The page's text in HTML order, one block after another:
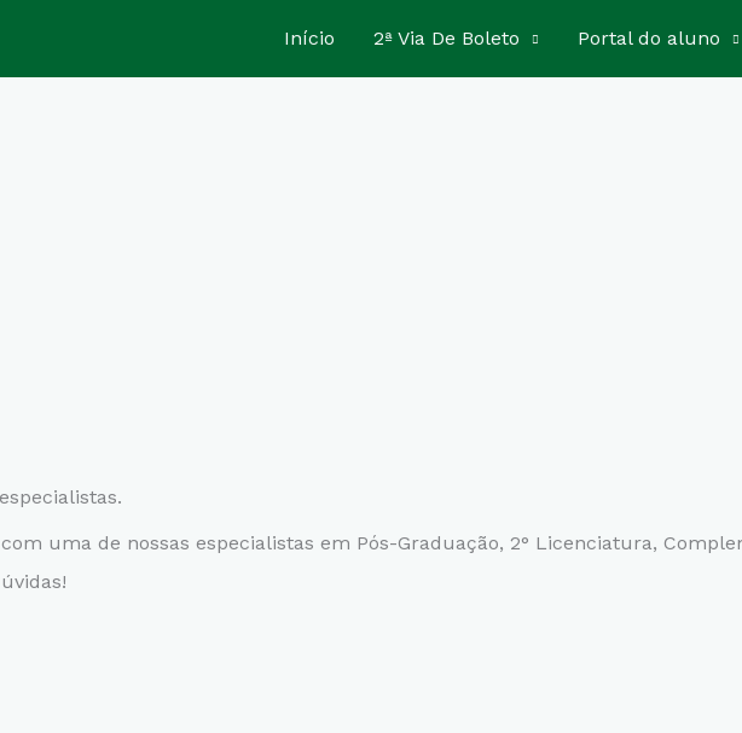
Início 2ª Via De Boleto Portal do aluno
uma de nossas especialistas em Pós-Graduação, 2° Licenciatura,